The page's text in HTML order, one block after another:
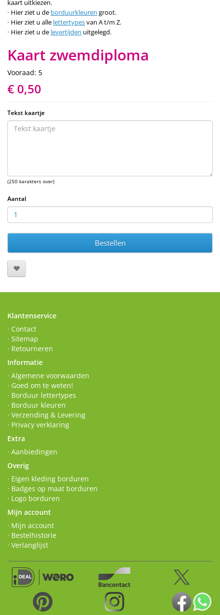
kaart uitkiezen.
Hier ziet u de borduurkleuren groot.
Hier ziet u alle lettertypesvan A t/m Z.
Hier ziet u de levertijden uitgelegd.
Kaart zwemdiploma
Vooraad: 5
€ 0,50
Tekst kaartje
(250 karakters over)
Aantal
Bestellen
Klantenservice
· Contact
· Sitemap
· Retourneren
Informatie
· Algemene voorwaarden
· Goed om te weten!
· Borduur lettertypes
· Borduur kleuren
· Verzending & Levering
· Privacy verklaring
Extra
· Aanbiedingen
Overig
· Eigen kleding borduren
· Badges op maat borduren
· Logo borduren
Mijn account
· Mijn account
· Bestelhistorie
· Verlanglijst